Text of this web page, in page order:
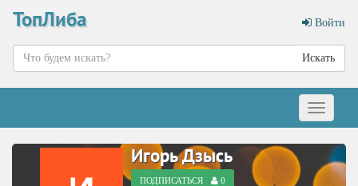
ТопЛиба Войти
Искать
Меню
Игорь Дзысь
ПОДПИСАТЬСЯ 0